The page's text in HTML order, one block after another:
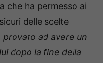
che ha permesso ai
delle scelte
provato ad avere un
dopo la fine della